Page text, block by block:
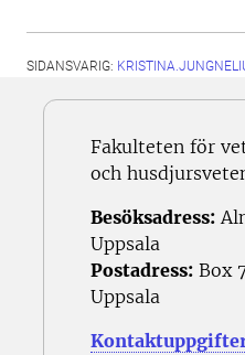
SIDANSVARIG:
Fakulteten för
och
Besöksadress:
Uppsala
Postadress: Box
Uppsala